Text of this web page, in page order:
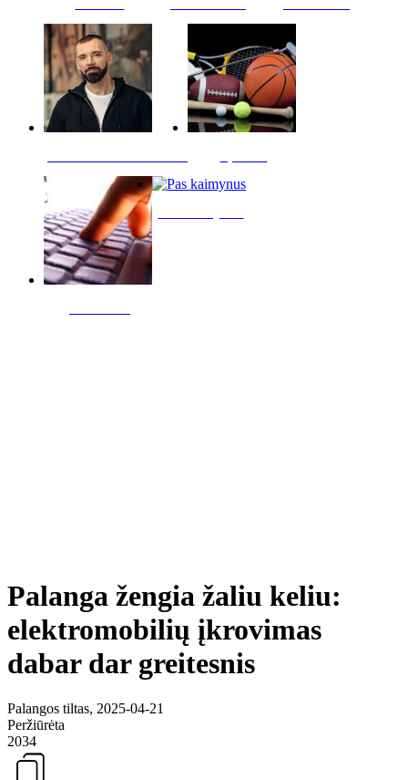
Palanga žengia žaliu keliu:
elektromobilių įkrovimas
dabar dar greitesnis
Palangos tiltas, 2025-04-21
Peržiūrėta
2034